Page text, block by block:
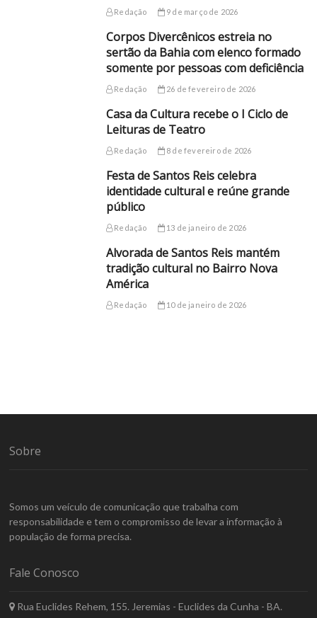
Redação 9 de março de 2026
Corpos Divercênicos estreia no
sertão da Bahia com elenco formado
somente por pessoas com deficiência
Redação 26 de fevereiro de 2026
Casa da Cultura recebe o I Ciclo de
Leituras de Teatro
Redação 8 de fevereiro de 2026
Festa de Santos Reis celebra
identidade cultural e reúne grande
público
Redação 13 de janeiro de 2026
Alvorada de Santos Reis mantém
tradição cultural no Bairro Nova
América
Redação 10 de janeiro de 2026
Sobre
Somos um veículo de comunicação que trabalha com
responsabilidade e tem o compromisso de levar a informação à
população de forma precisa.
Fale Conosco
Rua Euclides Rehem, 155. Jeremias - Euclides da Cunha - BA.